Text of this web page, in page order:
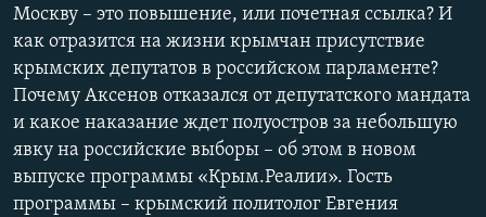
Москву – это повышение, или почетная ссылка? И
как отразится на жизни крымчан присутствие
крымских депутатов в российском парламенте?
Почему Аксенов отказался от депутатского мандата
и какое наказание ждет полуостров за небольшую
явку на российские выборы – об этом в новом
выпуске программы «Крым.Реалии». Гость
программы – крымский политолог Евгения